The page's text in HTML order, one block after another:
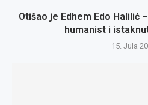
Otišao je Edhem Edo Halilić
humanist i
15. Jula